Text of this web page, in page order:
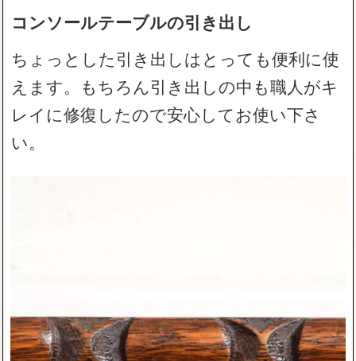
コンソールテーブルの引き出し
ちょっとした引き出しはとっても便利に使
えます。もちろん引き出しの中も職人がキ
レイに修復したので安心してお使い下さ
い。